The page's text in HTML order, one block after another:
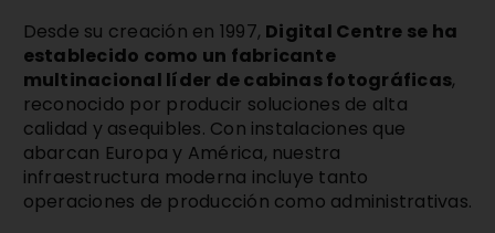
Desde su creación en 1997, Digital Centre se ha
establecido como un fabricante
multinacional líder de cabinas fotográficas,
reconocido por producir soluciones de alta
calidad y asequibles. Con instalaciones que
abarcan Europa y América, nuestra
infraestructura moderna incluye tanto
operaciones de producción como administrativas.